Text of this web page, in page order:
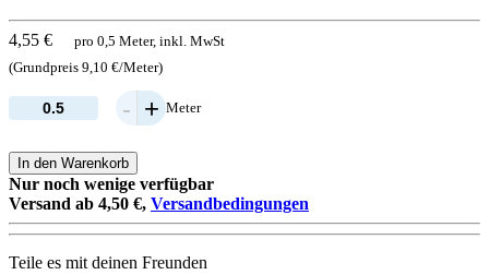
4,55 €
pro 0,5 Meter, inkl. MwSt
(Grundpreis 9,10 €/Meter)
- + Meter
In den Warenkorb
Nur noch wenige verfügbar
Versand ab 4,50 €, Versandbedingungen
Teile es mit deinen Freunden